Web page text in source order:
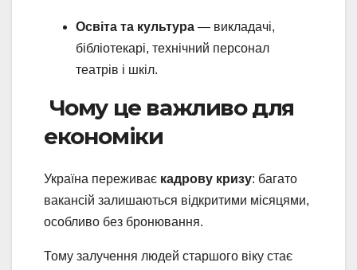
Освіта та культура — викладачі,
бібліотекарі, технічний персонал
театрів і шкіл.
Чому це важливо для
економіки
Україна переживає кадрову кризу: багато
вакансій залишаються відкритими місяцями,
особливо без бронювання.
Тому залучення людей старшого віку стає